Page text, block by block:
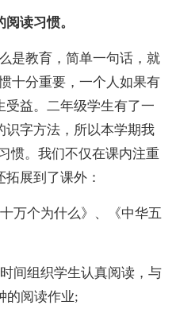
读习惯。
教育，简单一句话，就
十分重要，一个人如果有
受益。二年级学生有了一
识字方法，所以本学期我
惯。我们不仅在课内注重
展到了课外：
个为什么》、《中华五
组织学生认真阅读，与
的阅读作业;